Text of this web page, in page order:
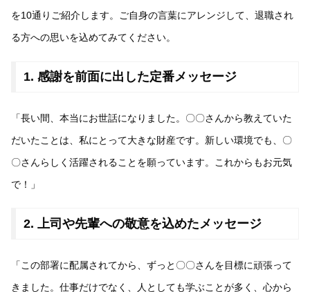
を10通りご紹介します。ご自身の言葉にアレンジして、退職され
る方への思いを込めてみてください。
1. 感謝を前面に出した定番メッセージ
「長い間、本当にお世話になりました。〇〇さんから教えていた
だいたことは、私にとって大きな財産です。新しい環境でも、〇
〇さんらしく活躍されることを願っています。これからもお元気
で！」
2. 上司や先輩への敬意を込めたメッセージ
「この部署に配属されてから、ずっと〇〇さんを目標に頑張って
きました。仕事だけでなく、人としても学ぶことが多く、心から